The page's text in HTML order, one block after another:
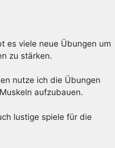
es viele neue Übungen um
zu stärken.
nutze ich die Übungen
aufzubauen.
lustige spiele für die